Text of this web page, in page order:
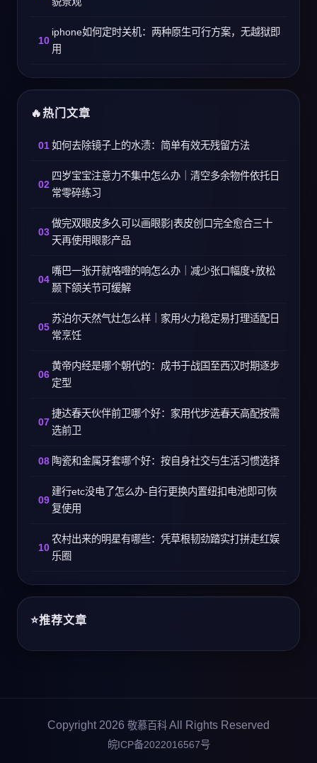
iphone如何定时关机：两种原生可行方案，无越狱即
用
热门文章
如何去除镜子上的水渍：简单有效无残留方法
四岁宝宝注意力不集中怎么办｜清空多余物件依托日
常零碎练习
做完双眼皮多久可以画眼影|表皮创口完全愈合三十
天再使用眼影产品
嘴巴一张开就咯噔的响怎么办｜减少张口幅度+放松
颞下颌关节可缓解
苏泊尔天然气灶怎么样｜家用火力稳定易打理适配日
常烹饪
黄帝内经是哪个朝代的：成书于战国至西汉时期逐步
定型
捷达春天伙伴前卫哪个好：家用代步选春天高配按需
选前卫
陶瓷和金属牙套哪个好：按自身社交与生活习惯选择
建行etc没电了怎么办-自行更换内置纽扣电池即可恢
复使用
农村出来的明星有哪些：凭草根韧劲踏实打拼走红娱
乐圈
推荐文章
Copyright 2026 敬慕百科All Rights Reserved
皖ICP备2022016567号